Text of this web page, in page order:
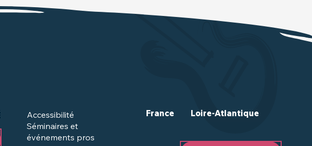
Accessibilité
Séminaires et
événements pros
France Loire-Atlantique